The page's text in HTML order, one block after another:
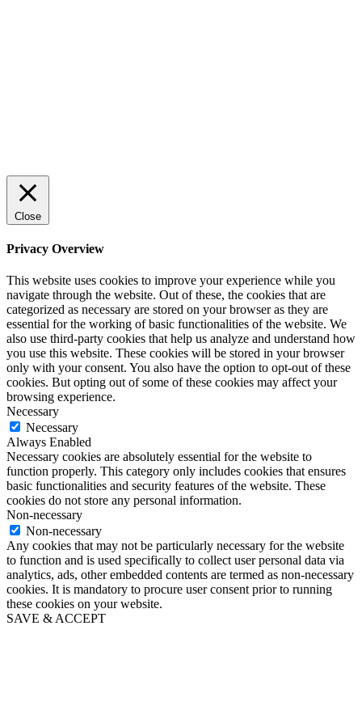
Close
Privacy Overview
This website uses cookies to improve your experience while you
navigate through the website. Out of these, the cookies that are
categorized as necessary are stored on your browser as they are
essential for the working of basic functionalities of the website. We
also use third-party cookies that help us analyze and understand how
you use this website. These cookies will be stored in your browser
only with your consent. You also have the option to opt-out of these
cookies. But opting out of some of these cookies may affect your
browsing experience.
Necessary
Necessary
Always Enabled
Necessary cookies are absolutely essential for the website to
function properly. This category only includes cookies that ensures
basic functionalities and security features of the website. These
cookies do not store any personal information.
Non-necessary
Non-necessary
Any cookies that may not be particularly necessary for the website
to function and is used specifically to collect user personal data via
analytics, ads, other embedded contents are termed as non-necessary
cookies. It is mandatory to procure user consent prior to running
these cookies on your website.
SAVE & ACCEPT